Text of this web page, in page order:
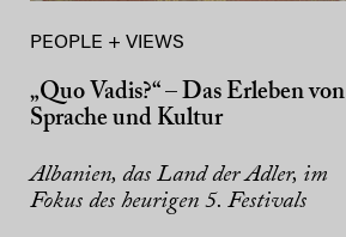
PEOPLE + VIEWS
„Quo Vadis?“ – Das Erleben von
Sprache und Kultur
Albanien, das Land der Adler, im
Fokus des heurigen 5. Festivals